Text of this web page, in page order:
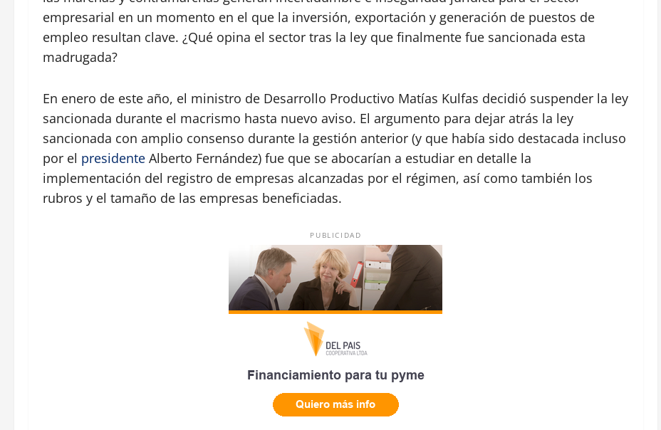
empresarial en un momento en el que la inversión, exportación y generación de puestos de
empleo resultan clave. ¿Qué opina el sector tras la ley que finalmente fue sancionada esta
madrugada?
En enero de este año, el ministro de Desarrollo Productivo Matías Kulfas decidió suspender la ley
sancionada durante el macrismo hasta nuevo aviso. El argumento para dejar atrás la ley
sancionada con amplio consenso durante la gestión anterior (y que había sido destacada incluso
por el presidente Alberto Fernández) fue que se abocarían a estudiar en detalle la
implementación del registro de empresas alcanzadas por el régimen, así como también los
rubros y el tamaño de las empresas beneficiadas.
PUBLICIDAD